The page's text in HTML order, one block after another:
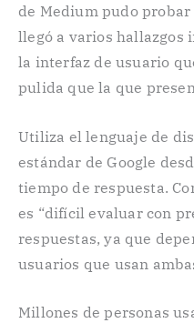
de Medium pudo
llegó a varios hallazgos
la interfaz de usuario
pulida que la que
Utiliza el lenguaje de
estándar de Google
tiempo de respuesta.
es “difícil evaluar con
respuestas, ya que
usuarios que usan
Millones de personas